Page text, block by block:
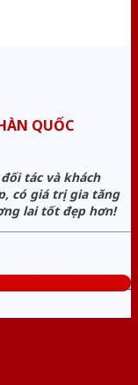
QUỐC
tác và khách
có giá trị gia tăng
lai tốt đẹp hơn!
phí: 0824.400.400